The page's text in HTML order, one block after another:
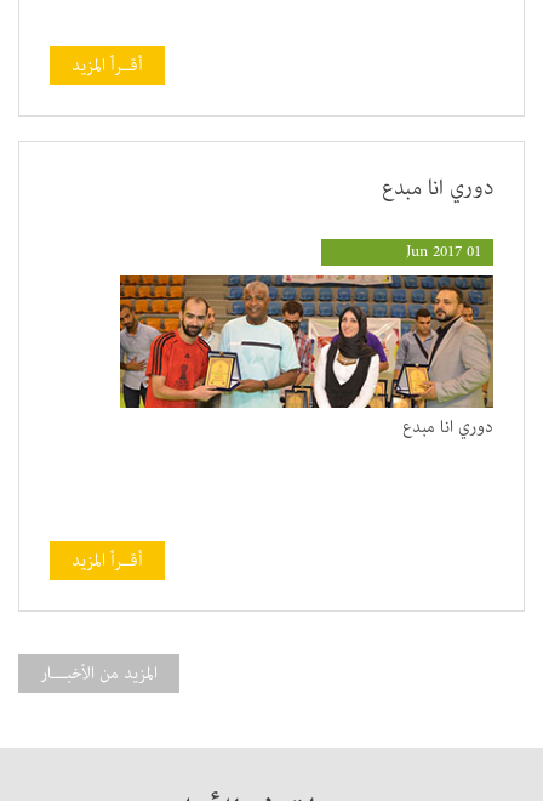
أقــرأ المزيد
دوري انا مبدع
01 Jun 2017
دوري انا مبدع
أقــرأ المزيد
المزيد من الأخبـــار